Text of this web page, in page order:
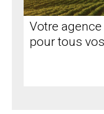
Votre
pour tous